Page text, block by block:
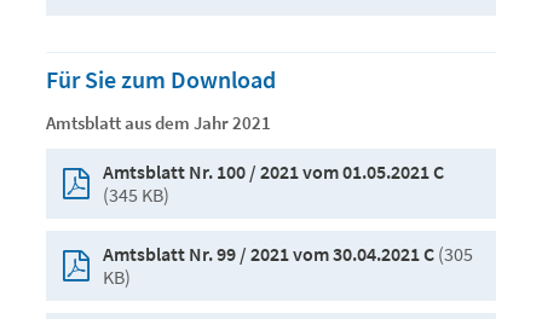
Für Sie zum Download
Amtsblatt aus dem Jahr 2021
Amtsblatt Nr. 100 / 2021 vom 01.05.2021 C
(345 KB)
Amtsblatt Nr. 99 / 2021 vom 30.04.2021 C(305
KB)